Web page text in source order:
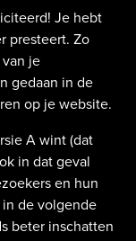
Je hebt
presteert. Zo
je
gedaan in de
op je website.
A wint (dat
in dat geval
en hun
de volgende
beter inschatten